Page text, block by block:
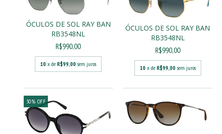
ÓCULOS DE SOL RAY BAN
RB3548NL
R$990,00
10 x deR$99,00 sem juros
ÓCULOS DE SOL RAY BAN
RB3548NL
R$990,00
10 x de R$99,00 sem juros
30% OFF